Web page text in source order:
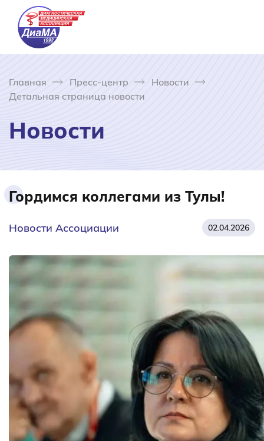
Главная Пресс-центр
Новости
Детальная страница новости
Новости
Гордимся коллегами из Тулы!
Новости Ассоциации 02.04.2026